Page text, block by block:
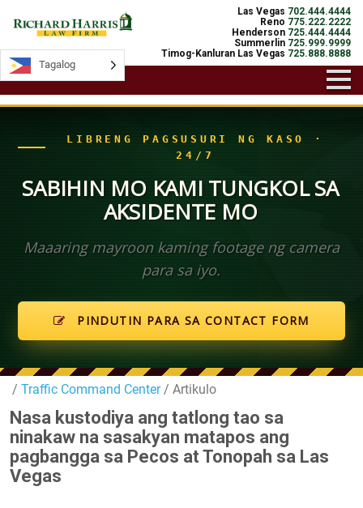
Las Vegas 702.444.4444
Reno 775.222.2222
Henderson 725.444.4444
Summerlin 725.999.9999
Timog-Kanluran Las Vegas 725.888.8888
LIBRENG PAGSUSURI NG KASO ·
24/7
SABIHIN MO KAMI TUNGKOL SA
AKSIDENTE MO
Maaaring mayroon kaming footage ng camera
para sa iyo.
PINDUTIN PARA SA CONTACT FORM
/ Traffic Command Center/ Artikulo
Nasa kustodiya ang tatlong tao sa
ninakaw na sasakyan matapos ang
pagbangga sa Pecos at Tonopah sa Las
Vegas
Tagalog
Tagalog